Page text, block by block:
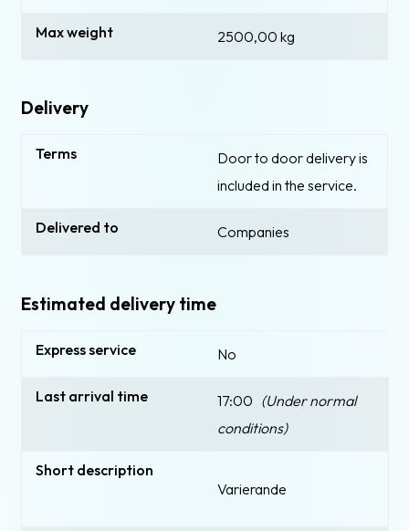
Max weight 2500,00 kg
Delivery
Terms
Door to door delivery is
included in the service.
Delivered to Companies
Estimated delivery time
Express service No
Last arrival time 17:00 (Under normal
conditions)
Short description
Varierande